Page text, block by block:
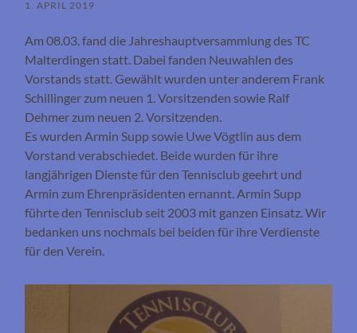
1. APRIL 2019
Am 08.03. fand die Jahreshauptversammlung des TC
Malterdingen statt. Dabei fanden Neuwahlen des
Vorstands statt. Gewählt wurden unter anderem Frank
Schillinger zum neuen 1. Vorsitzenden sowie Ralf
Dehmer zum neuen 2. Vorsitzenden.
Es wurden Armin Supp sowie Uwe Vögtlin aus dem
Vorstand verabschiedet. Beide wurden für ihre
langjährigen Dienste für den Tennisclub geehrt und
Armin zum Ehrenpräsidenten ernannt. Armin Supp
führte den Tennisclub seit 2003 mit ganzen Einsatz. Wir
bedanken uns nochmals bei beiden für ihre Verdienste
für den Verein.